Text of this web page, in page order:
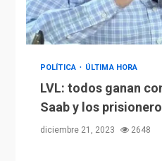
POLÍTICA ÚLTIMA HORA
LVL: todos ganan
Saab y los
diciembre 21, 2023 2648